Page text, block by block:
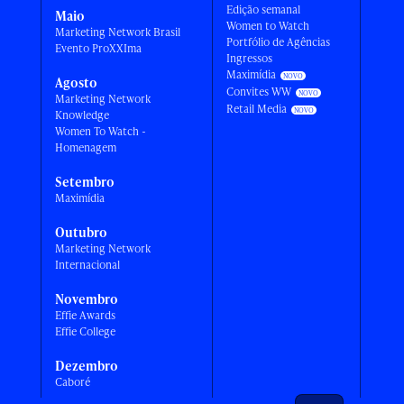
Maio
Marketing Network Brasil
Evento ProXXIma
Agosto
Marketing Network
Knowledge
Women To Watch -
Homenagem
Setembro
Maximídia
Outubro
Marketing Network
Internacional
Novembro
Effie Awards
Effie College
Dezembro
Caboré
Edição semanal
Women to Watch
Portfólio de Agências
Ingressos
Maximídia
Convites WW
Retail Media